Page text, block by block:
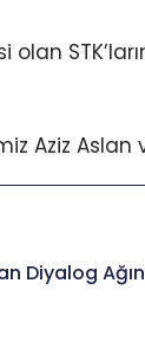
Aziz Aslan